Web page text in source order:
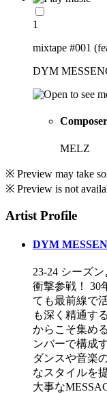
1
mixtape #001
DYM
Composer
MELZ
※ Preview may take
※ Preview is not
Artist Profile
DYM
23-24 シーズ
衝撃参戦！ 30
ても最前線で
も深く精通す
からこそ集め
ンバーで構成
ダンスや音楽
なスタイルを
大事な